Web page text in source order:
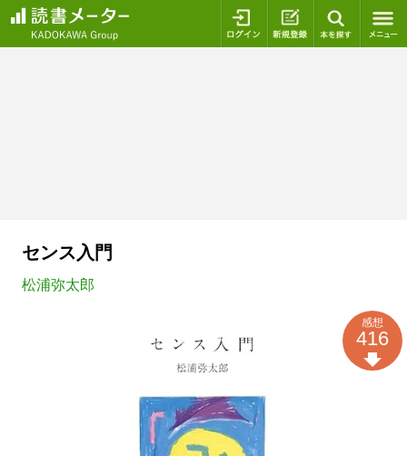
ログイン 新規登録
センス入門
松浦弥太郎
感想
416